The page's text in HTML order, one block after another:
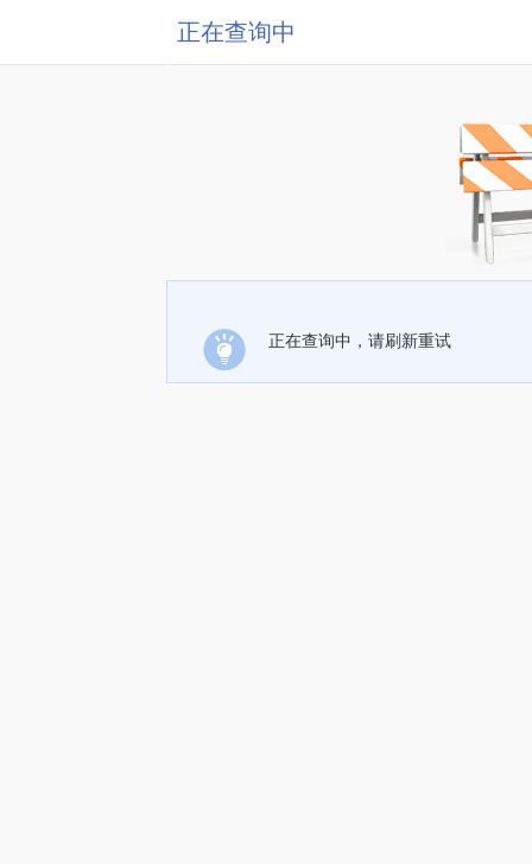
正在查询中
正在查询中，请刷新重试